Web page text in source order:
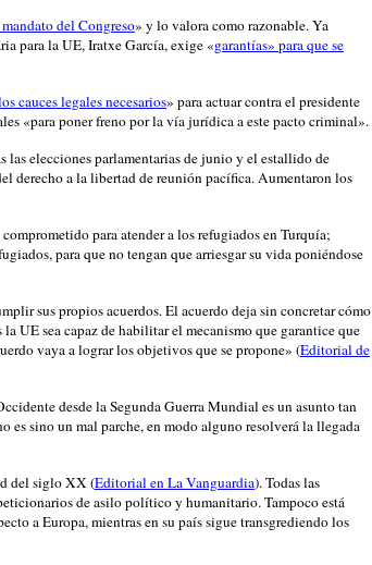
del Congreso» y lo valora como razonable. Ya
para la UE, Iratxe García, exige «garantías» para que se
cauces legales necesarios» para actuar contra el presidente
«para poner freno por la vía jurídica a este pacto criminal».
las elecciones parlamentarias de junio y el estallido de
derecho a la libertad de reunión pacífica. Aumentaron los
para atender a los refugiados en Turquía;
para que no tengan que arriesgar su vida poniéndose
sus propios acuerdos. El acuerdo deja sin concretar cómo
UE sea capaz de habilitar el mecanismo que garantice que
vaya a lograr los objetivos que se propone» (Editorial de
desde la Segunda Guerra Mundial es un asunto tan
es sino un mal parche, en modo alguno resolverá la llegada
del siglo XX (Editorial en La Vanguardia). Todas las
de asilo político y humanitario. Tampoco está
a Europa, mientras en su país sigue transgrediendo los